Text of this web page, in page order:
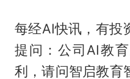
每经AI快讯，有投
提问：公司AI教
利，请问智启教育